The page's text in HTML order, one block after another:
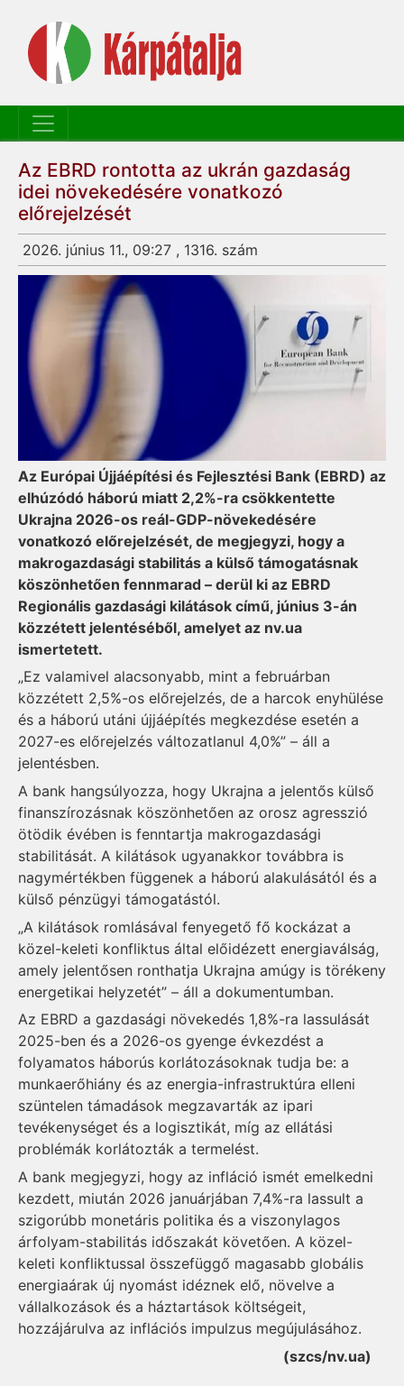
Az EBRD rontotta az ukrán gazdaság
idei növekedésére vonatkozó
előrejelzését
2026. június 11., 09:27 , 1316. szám
Az Európai Újjáépítési és Fejlesztési Bank (EBRD) az
elhúzódó háború miatt 2,2%-ra csökkentette
Ukrajna 2026-os reál-GDP-növekedésére
vonatkozó előrejelzését, de megjegyzi, hogy a
makrogazdasági stabilitás a külső támogatásnak
köszönhetően fennmarad – derül ki az EBRD
Regionális gazdasági kilátások című, június 3-án
közzétett jelentéséből, amelyet az nv.ua
ismertetett.
„Ez valamivel alacsonyabb, mint a februárban
közzétett 2,5%-os előrejelzés, de a harcok enyhülése
és a háború utáni újjáépítés megkezdése esetén a
2027-es előrejelzés változatlanul 4,0%” – áll a
jelentésben.
A bank hangsúlyozza, hogy Ukrajna a jelentős külső
finanszírozásnak köszönhetően az orosz agresszió
ötödik évében is fenntartja makrogazdasági
stabilitását. A kilátások ugyanakkor továbbra is
nagymértékben függenek a háború alakulásától és a
külső pénzügyi támogatástól.
„A kilátások romlásával fenyegető fő kockázat a
közel-keleti konfliktus által előidézett energiaválság,
amely jelentősen ronthatja Ukrajna amúgy is törékeny
energetikai helyzetét” – áll a dokumentumban.
Az EBRD a gazdasági növekedés 1,8%-ra lassulását
2025-ben és a 2026-os gyenge évkezdést a
folyamatos háborús korlátozásoknak tudja be: a
munkaerőhiány és az energia-infrastruktúra elleni
szüntelen támadások megzavarták az ipari
tevékenységet és a logisztikát, míg az ellátási
problémák korlátozták a termelést.
A bank megjegyzi, hogy az infláció ismét emelkedni
kezdett, miután 2026 januárjában 7,4%-ra lassult a
szigorúbb monetáris politika és a viszonylagos
árfolyam-stabilitás időszakát követően. A közel-
keleti konfliktussal összefüggő magasabb globális
energiaárak új nyomást idéznek elő, növelve a
vállalkozások és a háztartások költségeit,
hozzájárulva az inflációs impulzus megújulásához.
(szcs/nv.ua)